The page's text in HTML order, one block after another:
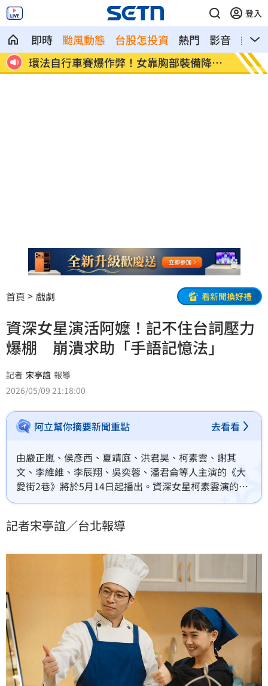
登入
即時 颱風動態 台股怎投資 熱門 影音
熱搜
風
學霸牙醫槓離職員工 為3萬筆電互告慘勝 俄羅
首頁 戲劇 看新聞換好禮
資深女星演活阿嬤！記不住台詞壓力
爆棚 崩潰求助「手語記憶法」
記者 宋亭誼 報導
2026/05/09 21:18:00
阿立幫你摘要新聞重點 去看看
由嚴正嵐、侯彥西、夏靖庭、洪君昊、柯素雲、謝其
文、李維維、李辰翔、吳奕蓉、潘君侖等人主演的《大
愛街2巷》將於5月14日起播出。資深女星柯素雲演的是
社區的靈魂人物「滿足阿嬤」，也是智慧擔當。她提倡
歲一樣年輕，戲外卻因為背台詞壓力很大。
記者宋亭誼／台北報導